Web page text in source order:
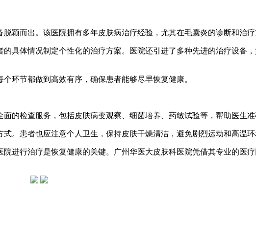
颖而出。该医院拥有多年皮肤病治疗经验，尤其在毛囊炎的诊断和治疗
具体情况制定个性化的治疗方案。医院还引进了多种先进的治疗设备
环节都做到高效有序，确保患者能够尽早恢复健康。
的检查服务，包括皮肤病变观察、细菌培养、药敏试验等，帮助医生准
。患者也应注意个人卫生，保持皮肤干燥清洁，避免剧烈运动和高温环
进行治疗是恢复健康的关键。广州华医大皮肤科医院凭借其专业的医